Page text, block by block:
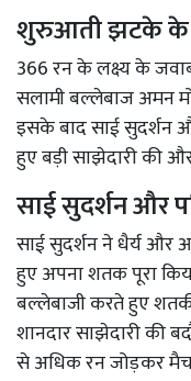
शुरुआती झटके के
366 रन के लक्ष्य के
सलामी बल्लेबाजअमन
इसके बाद साई सुदर्शन
हुए बड़ी साझेदारी की
साई सुदर्शन और
साई सुदर्शन ने धैर्य और
हुए अपना शतक पूरा
बल्लेबाजी करते हुए
शानदार साझेदारी की
से अधिक रन जोड़कर